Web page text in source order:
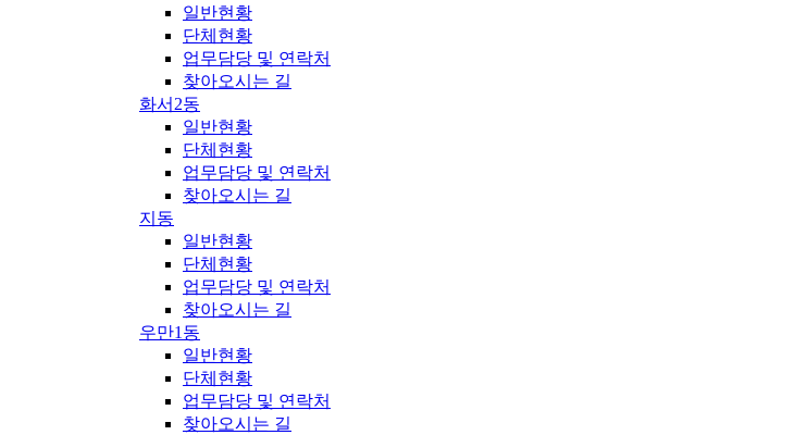
일반현황
단체현황
업무담당 및 연락처
찾아오시는 길
화서2동
일반현황
단체현황
업무담당 및 연락처
찾아오시는 길
지동
일반현황
단체현황
업무담당 및 연락처
찾아오시는 길
우만1동
일반현황
단체현황
업무담당 및 연락처
찾아오시는 길